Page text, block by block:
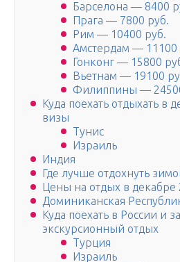
Барселона — 8400
Прага — 7800 руб.
Рим — 10400 руб.
Амстердам — 11100
Гонконг — 15800
Вьетнам — 19100
Филиппины —
Куда поехать отдыхать в
визы
Тунис
Израиль
Индия
Где лучше отдохнуть
Цены на отдых в декабре
Доминиканская
Куда поехать в России и
экскурсионный отдых
Турция
Израиль